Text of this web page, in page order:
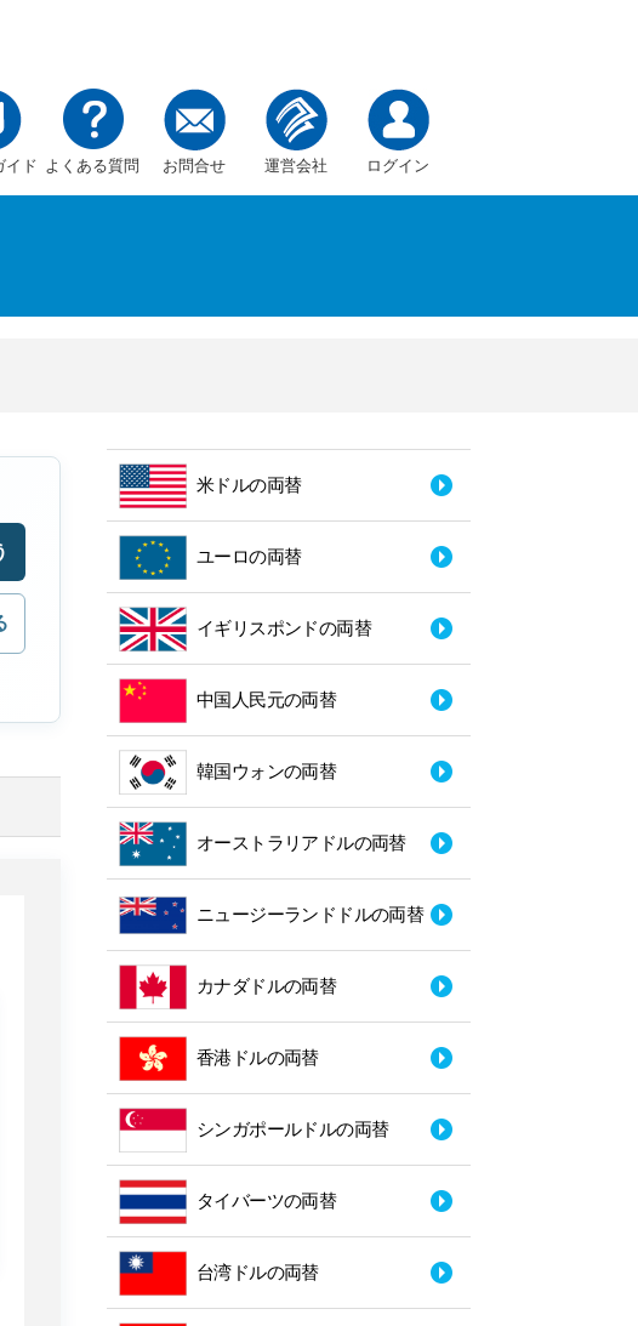
イド よくある質問 お問合せ 運営会社 ログイン
米ドルの両替
ユーロの両替
イギリスポンドの両替
中国人民元の両替
韓国ウォンの両替
オーストラリアドルの両替
ニュージーランドドルの両替
カナダドルの両替
香港ドルの両替
シンガポールドルの両替
タイバーツの両替
台湾ドルの両替